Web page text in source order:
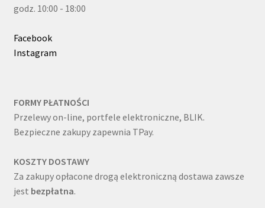
godz. 10:00 - 18:00
Facebook
Instagram
FORMY PŁATNOŚCI
Przelewy on-line, portfele elektroniczne, BLIK.
Bezpieczne zakupy zapewnia TPay.
KOSZTY DOSTAWY
Za zakupy opłacone drogą elektroniczną dostawa zawsze
jest bezpłatna.